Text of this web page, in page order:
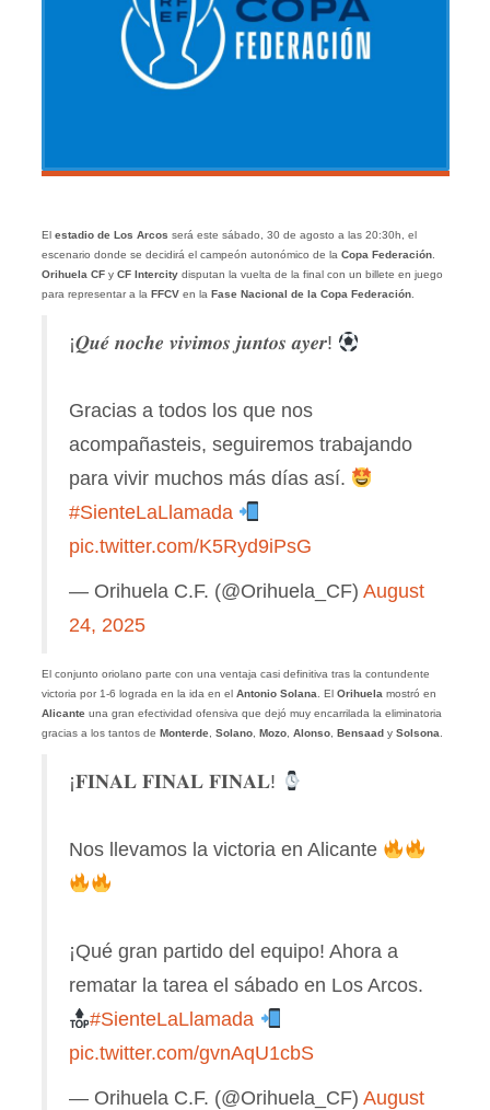
El estadio de Los Arcos será este sábado, 30 de agosto a las 20:30h, el
escenario donde se decidirá el campeón autonómico de la Copa Federación.
Orihuela CFy CF Intercitydisputan la vuelta de la final con un billete en juego
para representar a la FFCVen la Fase Nacional de la Copa Federación.
¡𝑸𝒖𝒆́ 𝒏𝒐𝒄𝒉𝒆 𝒗𝒊𝒗𝒊𝒎𝒐𝒔 𝒋𝒖𝒏𝒕𝒐𝒔 𝒂𝒚𝒆𝒓!
Gracias a todos los que nos
acompañasteis, seguiremos trabajando
para vivir muchos más días así.
#SienteLaLlamada
pic.twitter.com/K5Ryd9iPsG
— Orihuela C.F. (@Orihuela_CF) August
24, 2025
El conjunto oriolano parte con una ventaja casi definitiva tras la contundente
victoria por 1-6 lograda en la ida en el Antonio Solana . El Orihuela mostró en
Alicanteuna gran efectividad ofensiva que dejó muy encarrilada la eliminatoria
gracias a los tantos de Monterde, Solano, Mozo, Alonso, Bensaady Solsona
¡𝐅𝐈𝐍𝐀𝐋 𝐅𝐈𝐍𝐀𝐋 𝐅𝐈𝐍𝐀𝐋!
Nos llevamos la victoria en Alicante
¡Qué gran partido del equipo! Ahora a
rematar la tarea el sábado en Los Arcos.
#SienteLaLlamada
pic.twitter.com/gvnAqU1cbS
— Orihuela C.F. (@Orihuela_CF) August